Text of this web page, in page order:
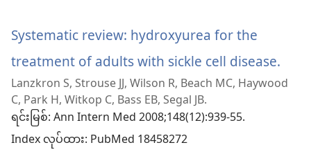
နေ
တယ်)
Systematic review: hydroxyurea for the
treatment of adults with sickle cell disease.
အသ
Lanzkron S, Strouse JJ, Wilson R, Beach MC, Haywood
C, Park H, Witkop C, Bass EB, Segal JB.
ရင်းမြစ်‎: Ann Intern Med 2008;148(12):939-55.
Index လုပ်ထား‎: PubMed 18458272